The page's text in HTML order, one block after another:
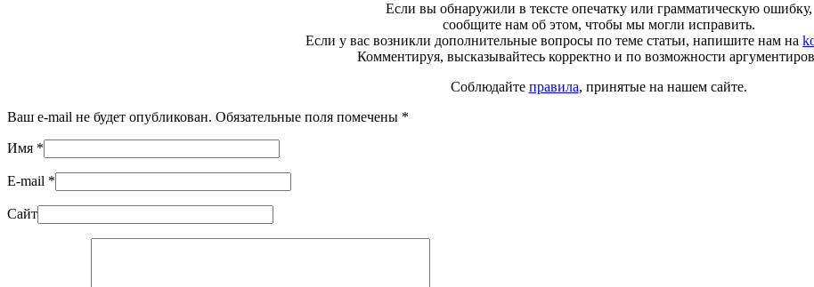
Если вы обнаружили в тексте опечатку или грамматическую ошибку,
сообщите нам об этом, чтобы мы могли исправить.
Если у вас возникли дополнительные вопросы по теме статьи, напишите нам на
Комментируя, высказывайтесь корректно и по возможности
Соблюдайте правила, принятые на нашем сайте.
Ваш e-mail не будет опубликован. Обязательные поля помечены *
Имя *
E-mail *
Сайт